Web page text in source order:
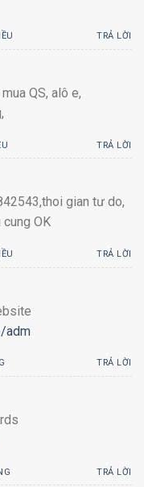
TRẢ LỜI
QS, alô e,
TRẢ LỜI
gian tư do,
OK
TRẢ LỜI
adm
TRẢ LỜI
TRẢ LỜI